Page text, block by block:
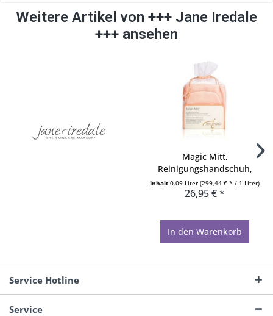
Weitere Artikel von +++ Jane Iredale
+++ ansehen
Magic Mitt,
Reinigungshandschuh,
Waschhandschuh...
Inhalt 0.09 Liter (299,44 € * / 1 Liter)
26,95 € *
In den Warenkorb
Service Hotline
Service